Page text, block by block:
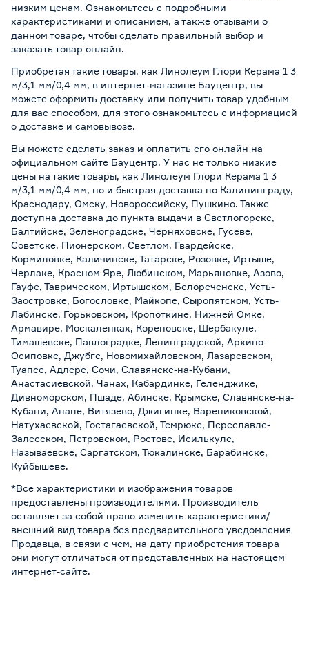
низким ценам. Ознакомьтесь с подробными
характеристиками и описанием, а также отзывами о
данном товаре, чтобы сделать правильный выбор и
заказать товар онлайн.
Приобретая такие товары, как Линолеум Глори Керама 1 3
м/3,1 мм/0,4 мм, в интернет-магазине Бауцентр, вы
можете оформить доставку или получить товар удобным
для вас способом, для этого ознакомьтесь с информацией
о доставке и самовывозе.
Вы можете сделать заказ и оплатить его онлайн на
официальном сайте Бауцентр. У нас не только низкие
цены на такие товары, как Линолеум Глори Керама 1 3
м/3,1 мм/0,4 мм, но и быстрая доставка по Калининграду,
Краснодару, Омску, Новороссийску, Пушкино. Также
доступна доставка до пункта выдачи в Светлогорске,
Балтийске, Зеленоградске, Черняховске, Гусеве,
Советске, Пионерском, Светлом, Гвардейске,
Кормиловке, Каличинске, Татарске, Розовке, Иртыше,
Черлаке, Красном Яре, Любинском, Марьяновке, Азово,
Гауфе, Таврическом, Иртышском, Белореченске, Усть-
Заостровке, Богословке, Майкопе, Сыропятском, Усть-
Лабинске, Горьковском, Кропоткине, Нижней Омке,
Армавире, Москаленках, Кореновске, Шербакуле,
Тимашевске, Павлоградке, Ленинградской, Архипо-
Осиповке, Джубге, Новомихайловском, Лазаревском,
Туапсе, Адлере, Сочи, Славянске-на-Кубани,
Анастасиевской, Чанах, Кабардинке, Геленджике,
Дивноморском, Пшаде, Абинске, Крымске, Славянске-на-
Кубани, Анапе, Витязево, Джигинке, Варениковской,
Натухаевской, Гостагаевской, Темрюке, Переславле-
Залесском, Петровском, Ростове, Исилькуле,
Называевске, Саргатском, Тюкалинске, Барабинске,
Куйбышеве.
*Все характеристики и изображения товаров
предоставлены производителями. Производитель
оставляет за собой право изменить характеристики/
внешний вид товара без предварительного уведомления
Продавца, в связи с чем, на дату приобретения товара
они могут отличаться от представленных на настоящем
интернет-сайте.